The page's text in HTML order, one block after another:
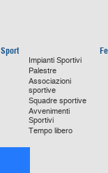
Sport
Impianti Sportivi
Palestre
Associazioni
sportive
Squadre sportive
Avvenimenti
Sportivi
Tempo libero